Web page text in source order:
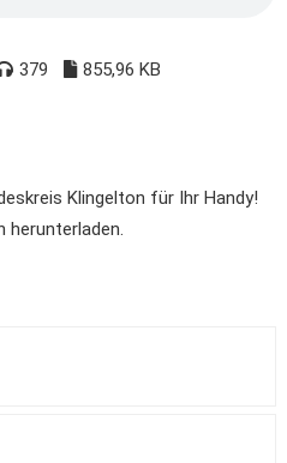
379 855,96 KB
Klingelton für Ihr Handy!
herunterladen.